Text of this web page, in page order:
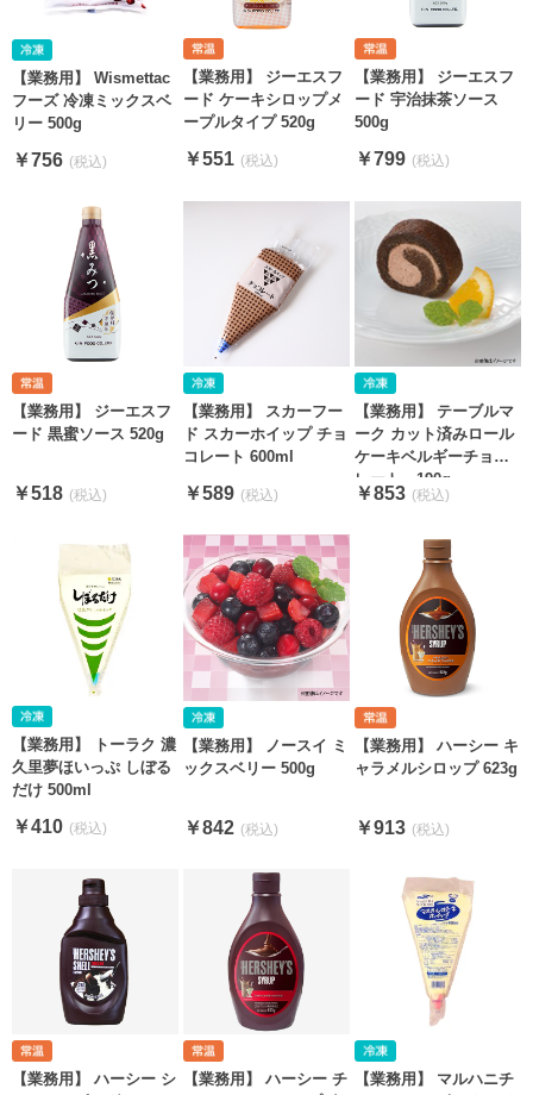
【業務用】 Wismettac
フーズ 冷凍ミックスベ
リー 500g
￥756
【業務用】 ジーエスフ
ード ケーキシロップメ
ープルタイプ 520g
￥551
【業務用】 ジーエスフ
ード 宇治抹茶ソース
500g
￥799
【業務用】 ジーエスフ
ード 黒蜜ソース 520g
￥518
【業務用】 スカーフー
ド スカーホイップ チョ
コレート 600ml
￥589
【業務用】 テーブルマ
ーク カット済みロール
ケーキベルギーチョコ
レート 190g
￥853
【業務用】 トーラク 濃
久里夢ほいっぷ しぼる
だけ 500ml
￥410
【業務用】 ノースイ ミ
ックスベリー 500g
￥842
【業務用】 ハーシー キ
ャラメルシロップ 623g
￥913
【業務用】 ハーシー シ
【業務用】 ハーシー チ
【業務用】 マルハニチ